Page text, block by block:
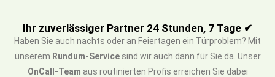
Ihr zuverlässiger Partner 24 Stunden, 7 Tage ✔
Haben Sie auch nachts oder an Feiertagen ein Türproblem? Mit
unserem Rundum-Servicesind wir auch dann für Sie da. Unser
OnCall-Team aus routinierten Profis erreichen Sie dabei